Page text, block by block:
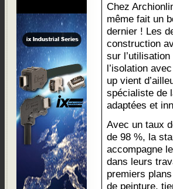
Chez
même fait un
dernier ! Les
construction
sur
l’isolation
up vient
spécialiste de
adaptées et
Avec un taux
de 98 %, la
accompagne
dans leurs
premiers
de peinture,